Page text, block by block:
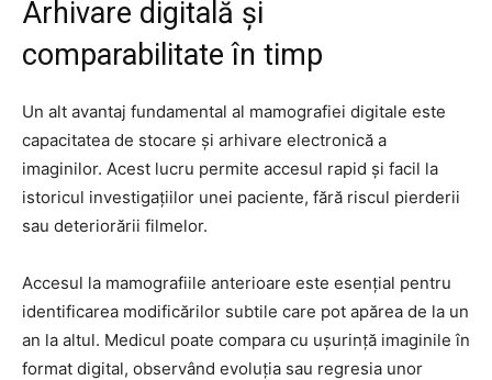
Arhivare digitală și
comparabilitate în timp
Un alt avantaj fundamental al mamografiei digitale este
capacitatea de stocare și arhivare electronică a
imaginilor. Acest lucru permite accesul rapid și facil la
istoricul investigațiilor unei paciente, fără riscul pierderii
sau deteriorării filmelor.
Accesul la mamografiile anterioare este esențial pentru
identificarea modificărilor subtile care pot apărea de la un
an la altul. Medicul poate compara cu ușurință imaginile în
format digital, observând evoluția sau regresia unor